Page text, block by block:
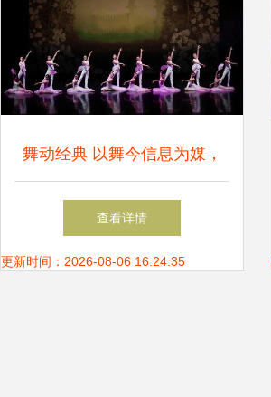
舞动经典 以舞今信息为媒，
重赏歌剧名篇新境
查看详情
更新时间：2026-08-06 16:24:35